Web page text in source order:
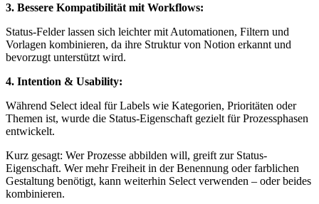
3. Bessere Kompatibilität mit Workflows:
Status-Felder lassen sich leichter mit Automationen, Filtern und
Vorlagen kombinieren, da ihre Struktur von Notion erkannt und
bevorzugt unterstützt wird.
4. Intention & Usability:
Während Select ideal für Labels wie Kategorien, Prioritäten oder
Themen ist, wurde die Status-Eigenschaft gezielt für Prozessphasen
entwickelt.
Kurz gesagt: Wer Prozesse abbilden will, greift zur Status-
Eigenschaft. Wer mehr Freiheit in der Benennung oder farblichen
Gestaltung benötigt, kann weiterhin Select verwenden – oder beides
kombinieren.